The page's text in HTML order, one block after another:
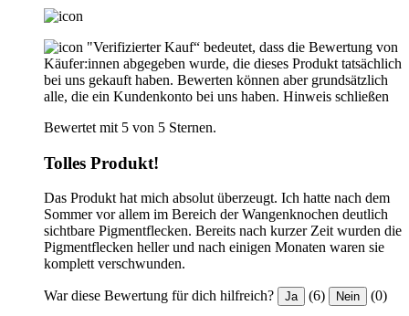
"Verifizierter Kauf“ bedeutet, dass die Bewertung von
Käufer:innen abgegeben wurde, die dieses Produkt tatsächlich
bei uns gekauft haben. Bewerten können aber grundsätzlich
alle, die ein Kundenkonto bei uns haben. Hinweis schließen
Bewertet mit 5 von 5 Sternen.
Tolles Produkt!
Das Produkt hat mich absolut überzeugt. Ich hatte nach dem
Sommer vor allem im Bereich der Wangenknochen deutlich
sichtbare Pigmentflecken. Bereits nach kurzer Zeit wurden die
Pigmentflecken heller und nach einigen Monaten waren sie
komplett verschwunden.
War diese Bewertung für dich hilfreich? Ja (6) Nein (0)